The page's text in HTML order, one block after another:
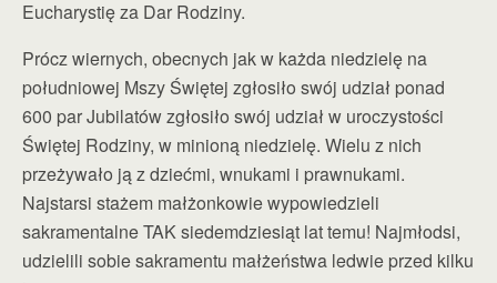
Eucharystię za Dar Rodziny.
Prócz wiernych, obecnych jak w każda niedzielę na
południowej Mszy Świętej zgłosiło swój udział ponad
600 par Jubilatów zgłosiło swój udział w uroczystości
Świętej Rodziny, w minioną niedzielę. Wielu z nich
przeżywało ją z dziećmi, wnukami i prawnukami.
Najstarsi stażem małżonkowie wypowiedzieli
sakramentalne TAK siedemdziesiąt lat temu! Najmłodsi,
udzielili sobie sakramentu małżeństwa ledwie przed kilku